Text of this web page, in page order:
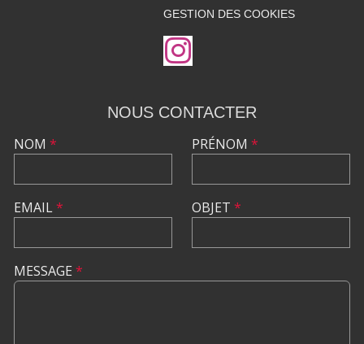
GESTION DES COOKIES
NOUS CONTACTER
NOM *
EMAIL*
PRÉNOM *
OBJET *
MESSAGE *